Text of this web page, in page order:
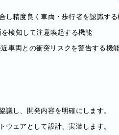
し精度良く車両・歩行者を認識す
検知して注意喚起する機能
車両との衝突リスクを警告する機
し、開発内容を明確にします。
ェアとして設計、実装します。